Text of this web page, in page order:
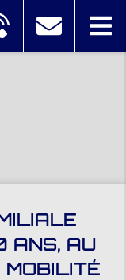
ANS, AU